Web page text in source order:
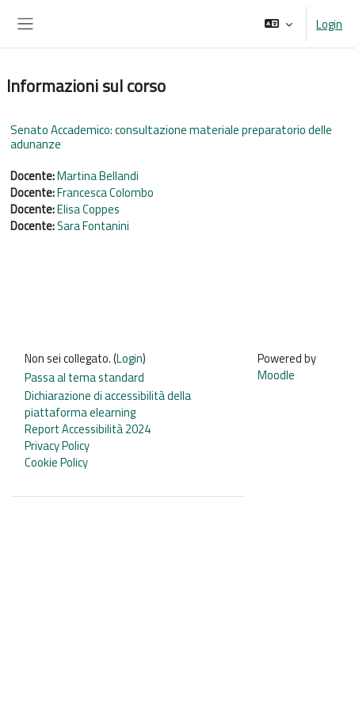
Login
Informazioni sul corso
Senato Accademico: consultazione materiale preparatorio delle
adunanze
Docente:Martina Bellandi
Docente:Francesca Colombo
Docente:Elisa Coppes
Docente:Sara Fontanini
Non sei collegato. (Login)
Passa al tema standard
Dichiarazione di accessibilità della
piattaforma elearning
Report Accessibilità 2024
Privacy Policy
Cookie Policy
Powered by
Moodle